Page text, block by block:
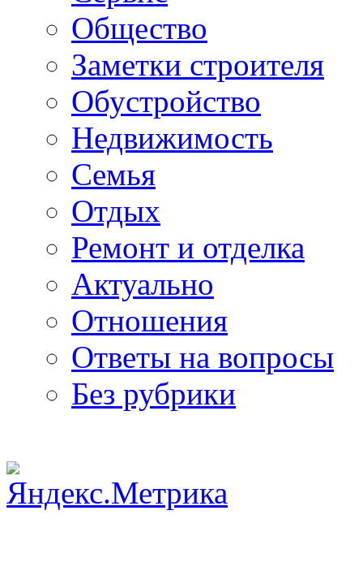
Общество
Заметки строителя
Обустройство
Недвижимость
Семья
Отдых
Ремонт и отделка
Актуально
Отношения
Ответы на вопросы
Без рубрики